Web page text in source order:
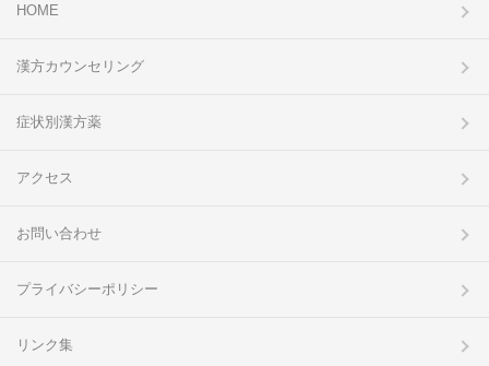
HOME
漢方カウンセリング
症状別漢方薬
アクセス
お問い合わせ
プライバシーポリシー
リンク集